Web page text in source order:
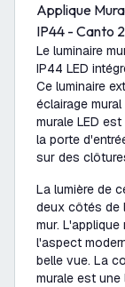
Applique
IP44 - Canto 2
Le luminaire
IP44 LED
Ce luminaire
éclairage
murale LED
la porte
sur des
La lumière de
deux côtés de
mur. L'applique
l'aspect
belle vue. La
murale est